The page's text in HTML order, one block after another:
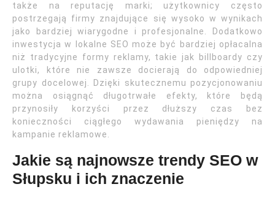
także na reputację marki; użytkownicy często
postrzegają firmy znajdujące się wysoko w wynikach
jako bardziej wiarygodne i profesjonalne. Dodatkowo
inwestycja w lokalne SEO może być bardziej opłacalna
niż tradycyjne formy reklamy, takie jak billboardy czy
ulotki, które nie zawsze docierają do odpowiedniej
grupy docelowej. Dzięki skutecznemu pozycjonowaniu
można osiągnąć długotrwałe efekty, które będą
przynosiły korzyści przez dłuższy czas bez
konieczności ciągłego wydawania pieniędzy na
kampanie reklamowe.
Jakie są najnowsze trendy SEO w
Słupsku i ich znaczenie